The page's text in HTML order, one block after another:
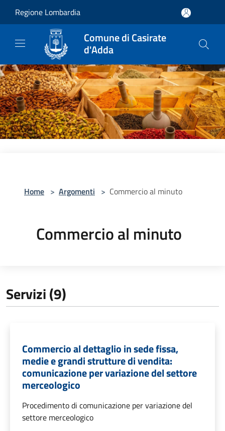
Regione Lombardia
Comune di Casirate
d'Adda
Home > Argomenti > Commercio al minuto
Commercio al minuto
Servizi (9)
Commercio al dettaglio in sede fissa,
medie e grandi strutture di vendita:
comunicazione per variazione del settore
merceologico
Procedimento di comunicazione per variazione del
settore merceologico